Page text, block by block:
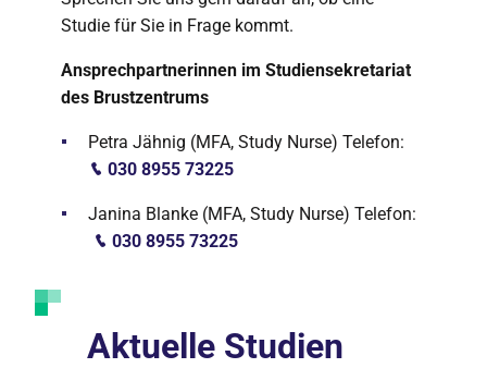
Studie für Sie in Frage kommt.
Ansprechpartnerinnen im Studiensekretariat
des Brustzentrums
Petra Jähnig (MFA, Study Nurse) Telefon:
030 8955 73225
Janina Blanke (MFA, Study Nurse) Telefon:
030 8955 73225
Aktuelle Studien